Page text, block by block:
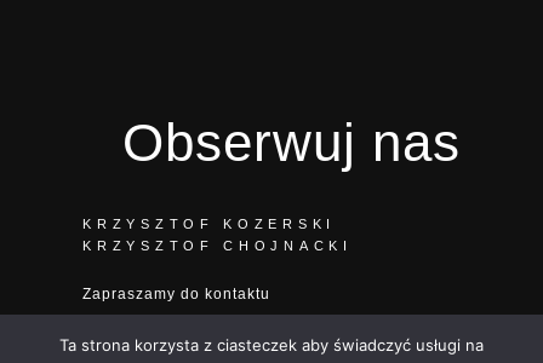
Obserwuj nas
KRZYSZTOF KOZERSKI
KRZYSZTOF CHOJNACKI
Zapraszamy do kontaktu
F
a
I
n KONTAKT
Ta strona korzysta z ciasteczek aby świadczyć usługi na